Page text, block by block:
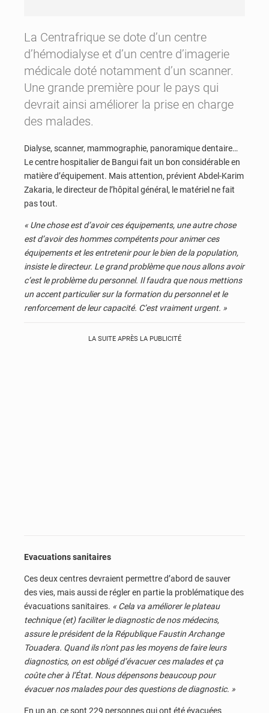
La Centrafrique se dote d’un centre
d’hémodialyse et d’un centre d’imagerie
médicale doté notamment d’un scanner.
Une grande première pour le pays qui
devrait ainsi améliorer la prise en charge
des malades.
Dialyse, scanner, mammographie, panoramique dentaire…
Le centre hospitalier de Bangui fait un bon considérable en
matière d’équipement. Mais attention, prévient Abdel-Karim
Zakaria, le directeur de l’hôpital général, le matériel ne fait
pas tout.
« Une chose est d’avoir ces équipements, une autre chose
est d’avoir des hommes compétents pour animer ces
équipements et les entretenir pour le bien de la population,
insiste le directeur. Le grand problème que nous allons avoir
c’est le problème du personnel. Il faudra que nous mettions
un accent particulier sur la formation du personnel et le
renforcement de leur capacité. C’est vraiment urgent. »
LA SUITE APRÈS LA PUBLICITÉ
Evacuations sanitaires
Ces deux centres devraient permettre d’abord de sauver
des vies, mais aussi de régler en partie la problématique des
évacuations sanitaires. « Cela va améliorer le plateau
technique (et) faciliter le diagnostic de nos médecins,
assure le président de la République Faustin Archange
Touadera. Quand ils n’ont pas les moyens de faire leurs
diagnostics, on est obligé d’évacuer ces malades et ça
coûte cher à l’État. Nous dépensons beaucoup pour
évacuer nos malades pour des questions de diagnostic. »
En un an, ce sont 229 personnes qui ont été évacuées